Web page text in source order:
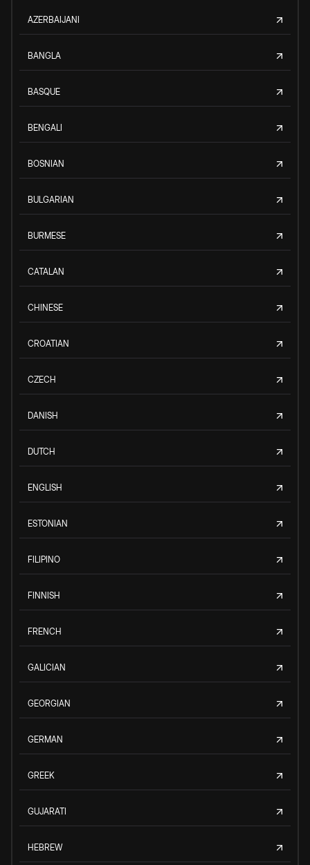
AZERBAIJANI
BANGLA
BASQUE
BENGALI
BOSNIAN
BULGARIAN
BURMESE
CATALAN
CHINESE
CROATIAN
CZECH
DANISH
DUTCH
ENGLISH
ESTONIAN
FILIPINO
FINNISH
FRENCH
GALICIAN
GEORGIAN
GERMAN
GREEK
GUJARATI
HEBREW